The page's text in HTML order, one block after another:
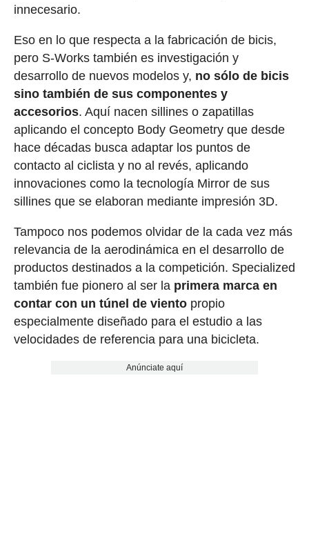
innecesario.
Eso en lo que respecta a la fabricación de bicis,
pero S-Works también es investigación y
desarrollo de nuevos modelos y, no sólo de bicis
sino también de sus componentes y
accesorios. Aquí nacen sillines o zapatillas
aplicando el concepto Body Geometry que desde
hace décadas busca adaptar los puntos de
contacto al ciclista y no al revés, aplicando
innovaciones como la tecnología Mirror de sus
sillines que se elaboran mediante impresión 3D.
Tampoco nos podemos olvidar de la cada vez más
relevancia de la aerodinámica en el desarrollo de
productos destinados a la competición. Specialized
también fue pionero al ser la primera marca en
contar con un túnel de vientopropio
especialmente diseñado para el estudio a las
velocidades de referencia para una bicicleta.
Anúnciate aquí